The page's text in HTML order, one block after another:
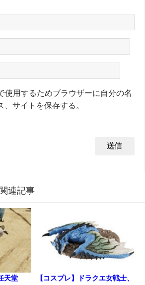
使用するためブラウザーに自分の名
サイトを保存する。
連記事
天堂
【コスプレ】ドラクエ女戦士、